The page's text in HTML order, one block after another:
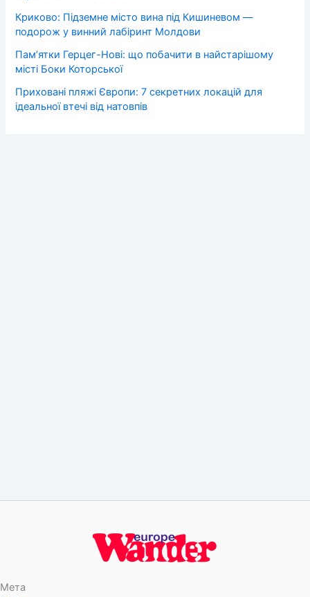
Криково: Підземне місто вина під Кишиневом —
подорож у винний лабіринт Молдови
Пам’ятки Герцег-Нові: що побачити в найстарішому
місті Боки Которської
Приховані пляжі Європи: 7 секретних локацій для
ідеальної втечі від натовпів
Мета